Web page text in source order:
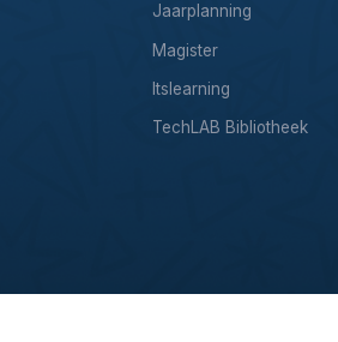
Jaarplanning
Magister
Itslearning
TechLAB Bibliotheek